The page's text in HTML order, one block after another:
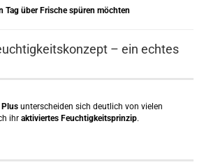
Tag über Frische spüren möchten
– ein echtes
Plus unterscheiden sich deutlich von vielen
ihr aktiviertes Feuchtigkeitsprinzip.